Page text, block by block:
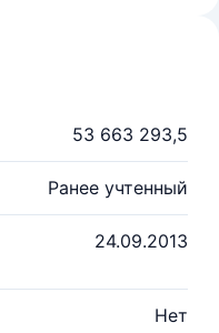
53 663 293,5
Ранее учтенный
24.09.2013
Нет